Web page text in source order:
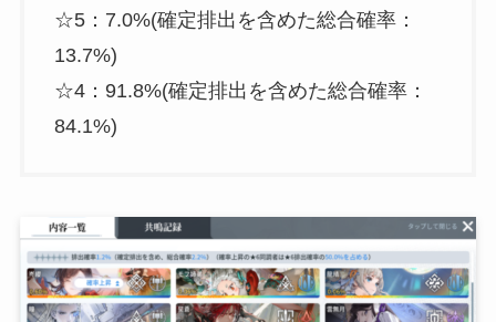
☆5：7.0%(確定排出を含めた総合確率：
13.7%)
☆4：91.8%(確定排出を含めた総合確率：
84.1%)